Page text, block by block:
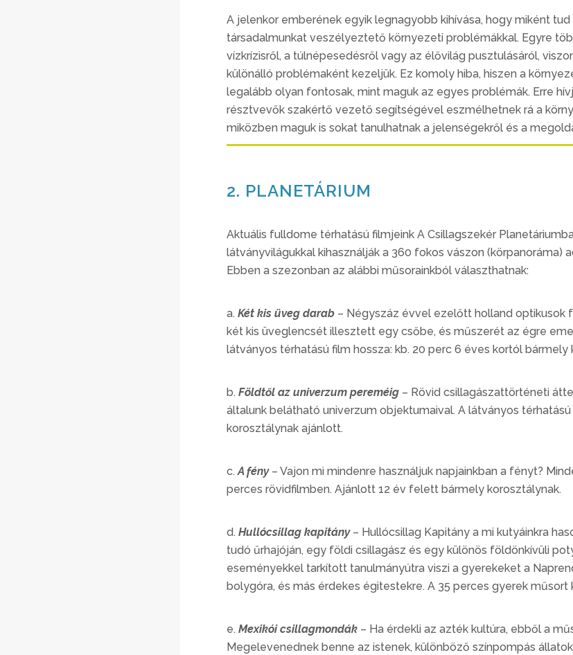
A jelenkor emberének egyik legnagyobb kihívása, hogy miként
társadalmunkat veszélyeztető környezeti problémákkal. Egyre
vízkrízisről, a túlnépesedésről vagy az élővilág pusztulásáról,
különálló problémaként kezeljük. Ez komoly hiba, hiszen a
legalább olyan fontosak, mint maguk az egyes problémák. Erre
résztvevők szakértő vezető segítségével eszmélhetnek rá a
miközben maguk is sokat tanulhatnak a jelenségekről és a
2. PLANETÁRIUM
Aktuális fulldome térhatású filmjeink A Csillagszekér
látványvilágukkal kihasználják a 360 fokos vászon (körpanoráma)
Ebben a szezonban az alábbi műsorainkból választhatnak:
a. Két kis üveg darab – Négyszáz évvel ezelőtt holland optikusok
két kis üveglencsét illesztett egy csőbe, és műszerét az égre
látványos térhatású film hossza: kb. 20 perc 6 éves kortól bármely
b. Földtől az univerzum pereméig – Rövid csillagászattörténeti
általunk belátható univerzum objektumaival. A látványos
korosztálynak ajánlott.
c.A fény– Vajon mi mindenre használjuk napjainkban a fényt?
perces rövidfilmben. Ajánlott 12 év felett bármely korosztálynak.
d. Hullócsillag kapitány– Hullócsillag Kapitány a mi kutyáinkra
tudó űrhajóján, egy földi csillagász és egy különös földönkívüli
eseményekkel tarkított tanulmányútra viszi a gyerekeket a
bolygóra, és más érdekes égitestekre. A 35 perces gyerek
e. Mexikói csillagmondák – Ha érdekli az azték kultúra, ebből a
Megelevenednek benne az istenek, különböző színpompás